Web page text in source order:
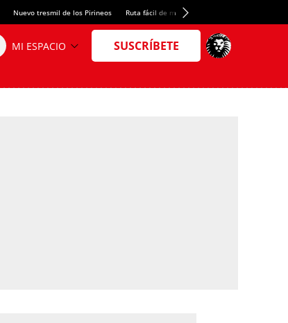
Nuevo tresmil de los Pirineos Ruta fácil de montaña